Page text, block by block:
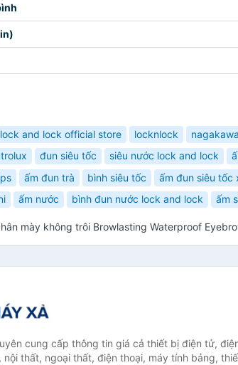
lock and lock official store locknlock nagakawa
đun siêu tốc siêu nước lock and lock
ấm đun trà bình siêu tốc ấm đun siêu tốc
ấm nước bình đun nước lock and lock ấm
mày không trôi Browlasting Waterproof
cung cấp thông tin giá cả thiết bị điện tử,
nội thất, ngoại thất, điện thoại, máy tính bảng,